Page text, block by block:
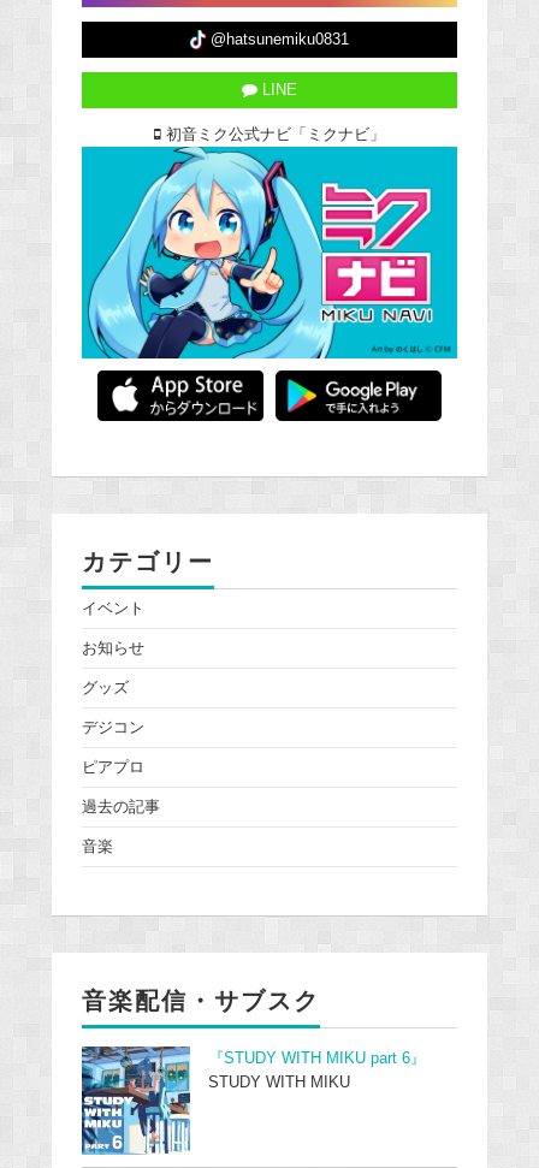
@hatsunemiku0831
LINE
初音ミク公式ナビ「ミクナビ」
カテゴリー
イベント
お知らせ
グッズ
デジコン
ピアプロ
過去の記事
音楽
音楽配信・サブスク
『STUDY WITH MIKU part 6』
STUDY WITH MIKU